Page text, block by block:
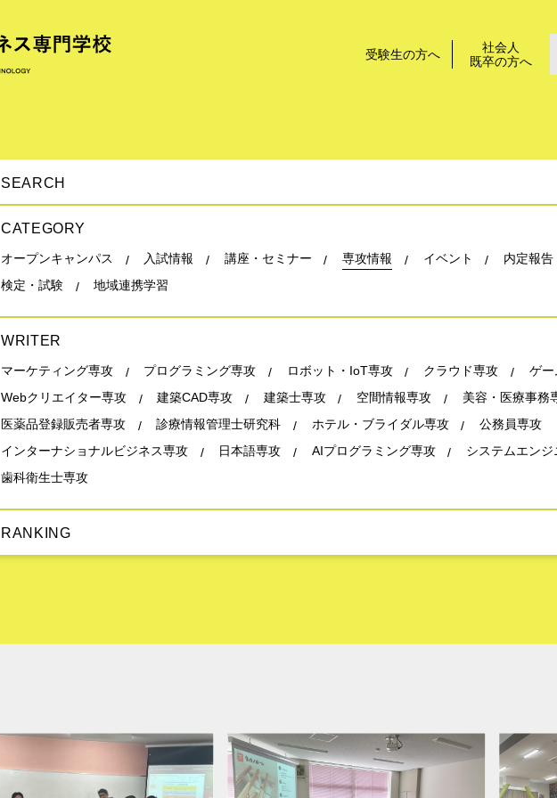
受験生の方へ
社会人
既卒の方へ
SEARCH
CATEGORY
オープンキャンパス 入試情報 講座・セミナー 専攻情報 イベント
内定報告
検定・試験
地域連携学習
WRITER
マーケティング専攻 プログラミング専攻 ロボット・IoT専攻 クラウド専攻
ゲー
Webクリエイター専攻
建築CAD専攻 建築士専攻 空間情報専攻
美容・医療事務
医薬品登録販売者専攻
診療情報管理士研究科 ホテル・ブライダル専攻
公務員専攻
インターナショナルビジネス専攻
日本語専攻 AIプログラミング専攻
システムエン
歯科衛生士専攻
RANKING